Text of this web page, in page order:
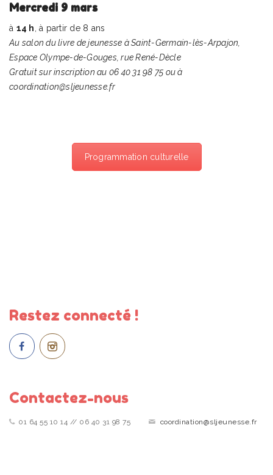
Mercredi 9 mars
à 14 h , à partir de 8 ans
Au salon du livre de jeunesse à Saint-Germain-lès-Arpajon,
Espace Olympe-de-Gouges, rue René-Dècle
Gratuit sur inscription au 06 40 31 98 75 ou à
coordination@sljeunesse.fr
Programmation culturelle
Restez connecté !
Contactez-nous
01 64 55 10 14 // 06 40 31 98 75 coordination@sljeunesse.fr